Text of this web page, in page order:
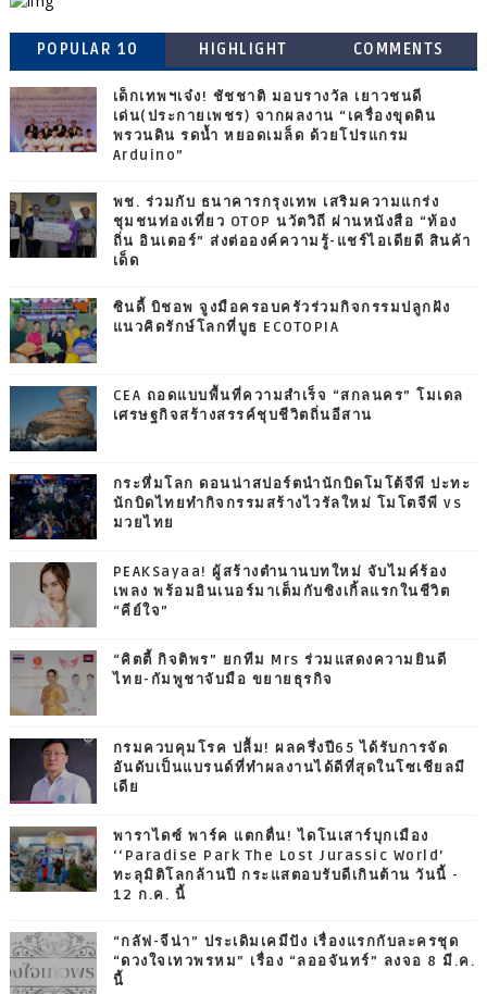
POPULAR 10 HIGHLIGHT COMMENTS
เด็กเทพฯเจ๋ง! ชัชชาติ มอบรางวัล เยาวชนดี
เด่น(ประกายเพชร) จากผลงาน “เครื่องขุดดิน
พรวนดิน รดน้ำ หยอดเมล็ด ด้วยโปรแกรม
Arduino”
พช. ร่วมกับ ธนาคารกรุงเทพ เสริมความแกร่ง
ชุมชนท่องเที่ยว OTOP นวัตวิถี ผ่านหนังสือ “ท้อง
ถิ่น อินเตอร์” ส่งต่อองค์ความรู้-แชร์ไอเดียดี สินค้า
เด็ด
ซินดี้ บิชอพ จูงมือครอบครัวร่วมกิจกรรมปลูกฝัง
แนวคิดรักษ์โลกที่บูธ ECOTOPIA
CEA ถอดแบบพื้นที่ความสำเร็จ “สกลนคร” โมเดล
เศรษฐกิจสร้างสรรค์ชุบชีวิตถิ่นอีสาน
กระหึ่มโลก ดอนน่าสปอร์ตนำนักบิดโมโต้จีพี ปะทะ
นักบิดไทยทำกิจกรรมสร้างไวรัลใหม่ โมโตจีพี vs
มวยไทย
PEAKSayaa! ผู้สร้างตำนานบทใหม่ จับไมค์ร้อง
เพลง พร้อมอินเนอร์มาเต็มกับซิงเกิ้ลแรกในชีวิต
“คีย์ใจ”
“คิตตี้ กิจติพร” ยกทีม Mrs ร่วมแสดงความยินดี
ไทย-กัมพูชาจับมือ ขยายธุรกิจ
กรมควบคุมโรค ปลื้ม! ผลครึ่งปี65 ได้รับการจัด
อันดับเป็นแบรนด์ที่ทำผลงานได้ดีที่สุดในโซเชียลมี
เดีย
พาราไดซ์ พาร์ค แตกตื่น! ไดโนเสาร์บุกเมือง
‘‘Paradise Park The Lost Jurassic World’
ทะลุมิติโลกล้านปี กระแสตอบรับดีเกินต้าน วันนี้ -
12 ก.ค. นี้
“กลัฟ-จีน่า” ประเดิมเคมีปัง เรื่องแรกกับละครชุด
“ดวงใจเทวพรหม” เรื่อง “ลออจันทร์” ลงจอ 8 มี.ค.
นี้